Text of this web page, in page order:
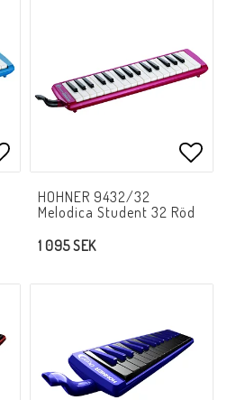
Lägg till i favoritlistan
HOHNER 9432/32
Melodica Student 32 Röd
1 095 SEK